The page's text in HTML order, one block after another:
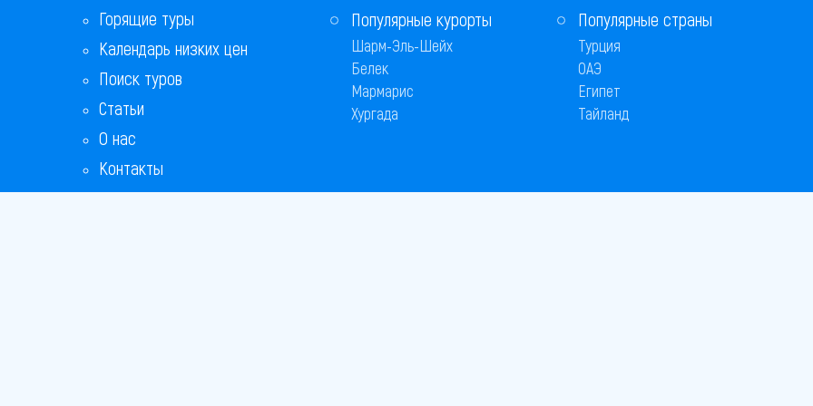
Горящие туры
Календарь низких цен
Поиск туров
Статьи
О нас
Контакты
Бонусная программа
Популярные курорты
Шарм-Эль-Шейх
Белек
Мармарис
Хургада
Популярные страны
Турция
ОАЭ
Египет
Тайланд